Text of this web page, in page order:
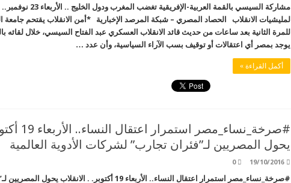
مشاركة السيسي بالقمة العربية-
لمليشيات الانقلاب الحصاد المصري – شبكة المرصد الإخبارية *أمن الانقلاب يقتحم جامعة
للمرة الثانية بعد ساعات من حديث قائد الانقلاب العسكري عبد الفتاح السيسي، خلال لقائه
يوجد بمصر أي اعتقالات أو توقيف بسب الآراء السياسية، وأن عدد …
أكمل القراءة »
يحول المصريين لـ”فئران تجارب” لشركات الأدوية العالمية
19/10/2016
0
#صرخة_نساء_مصر استمرار اعتقال النساء.. الأربعاء 19 أكتوبر. .